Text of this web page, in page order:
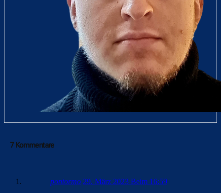
7 Kommentare
pontormo 29. März 2023 Beim 16:59